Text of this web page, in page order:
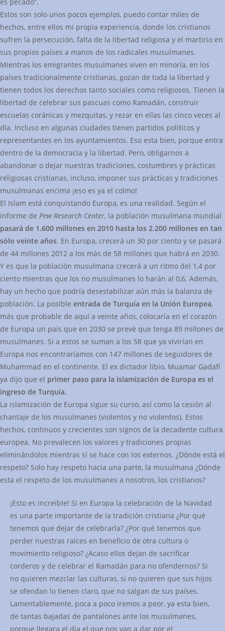
Estos son solo unos pocos ejemplos, puedo contar miles de
hechos, entre ellos mi propia experiencia, donde los cristianos
sufren la persecución, falta de la libertad religiosa y el martirio en
sus propios países a manos de los radicales musulmanes.
Mientras los emigrantes musulmanes viven en minoría, en los
países tradicionalmente cristianas, gozan de toda la libertad y
tienen todos los derechos tanto sociales como religiosos. Tienen la
libertad de celebrar sus pascuas como Ramadán, construir
escuelas coránicas y mezquitas, y rezar en ellas las cinco veces al
día. Incluso en algunas ciudades tienen partidos políticos y
representantes en los ayuntamientos. Eso esta bien, porque entra
dentro de la democracia y la libertad. Pero, obligarnos a
abandonar o dejar nuestras tradiciones, costumbres y prácticas
religiosas cristianas, incluso, imponer sus prácticas y tradiciones
musulmanas encima ¡eso es ya el colmo!
El Islam está conquistando Europa, es una realidad. Según el
informe de Pew Research Center, la población musulmana mundial
pasará de 1.600 millones en 2010 hasta los 2.200 millones en tan
sólo veinte años. En Europa, crecerá un 30 por ciento y se pasará
de 44 millones 2012 a los más de 58 millones que habrá en 2030.
Y es que la población musulmana crecerá a un ritmo del 1,4 por
ciento mientras que los no musulmanes lo harán al 0,6. Además,
hay un hecho que podría desestabilizar aún más la balanza de
población. La posible entrada de Turquía en la Unión Europea,
más que probable de aquí a veinte años, colocaría en el corazón
de Europa un país que en 2030 se prevé que tenga 89 millones de
musulmanes. Si a estos se suman a los 58 que ya vivirían en
Europa nos encontraríamos con 147 millones de seguidores de
Muhammad en el continente. El ex dictador libio, Muamar Gadafi
ya dijo que el primer paso para la islamización de Europa es el
ingreso de Turquía.
La islamización de Europa sigue su curso, así como la cesión al
chantaje de los musulmanes (violentos y no violentos). Estos
hechos, continuos y crecientes son signos de la decadente cultura
europea. No prevalecen los valores y tradiciones propias
eliminándolos mientras sí se hace con los externos. ¿Dónde está el
respeto? Solo hay respeto hacia una parte, la musulmana ¿Dónde
esta el respeto de los musulmanes a nosotros, los cristianos?
¡Esto es increíble! Si en Europa la celebración de la Navidad
es una parte importante de la tradición cristiana ¿Por qué
tenemos que dejar de celebrarla? ¿Por qué tenemos que
perder nuestras raíces en beneficio de otra cultura o
movimiento religioso? ¿Acaso ellos dejan de sacrificar
corderos y de celebrar el Ramadán para no ofendernos? Si
no quieren mezclar las culturas, si no quieren que sus hijos
se ofendan lo tienen claro, que no salgan de sus países.
Lamentablemente, poca a poco iremos a peor, ya esta bien,
de tantas bajadas de pantalones ante los musulmanes,
porque llegara el día el que nos van a dar por el